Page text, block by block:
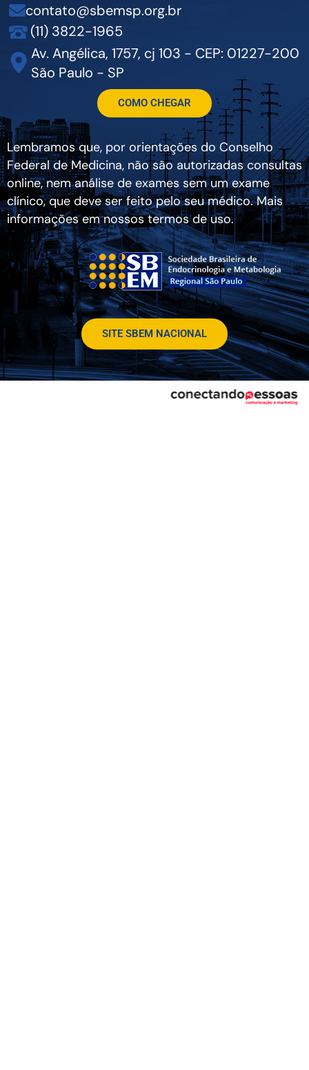
contato@sbemsp.org.br
(11) 3822-1965
Av. Angélica, 1757, cj 103 - CEP: 01227-200
São Paulo - SP
COMO CHEGAR
Lembramos que, por orientações do Conselho
Federal de Medicina, não são autorizadas consultas
online, nem análise de exames sem um exame
clínico, que deve ser feito pelo seu médico. Mais
informações em nossos termos de uso.
SITE SBEM NACIONAL